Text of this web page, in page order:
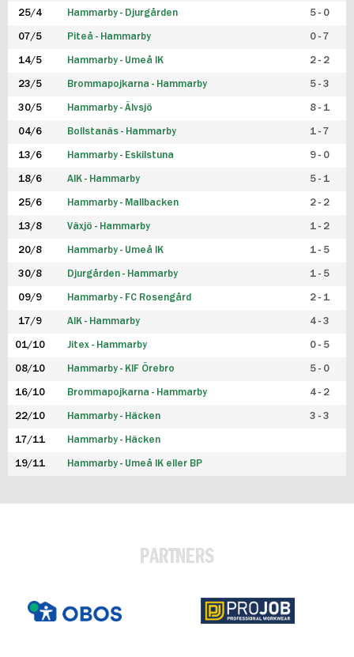
25/4 Hammarby - Djurgården 5 - 0
07/5 Piteå - Hammarby 0 - 7
14/5 Hammarby - Umeå IK 2 - 2
23/5 Brommapojkarna - Hammarby 5 - 3
30/5 Hammarby - Älvsjö 8 - 1
04/6 Bollstanäs - Hammarby 1 - 7
13/6 Hammarby - Eskilstuna 9 - 0
18/6 AIK - Hammarby 5 - 1
25/6 Hammarby - Mallbacken 2 - 2
13/8 Växjö - Hammarby 1 - 2
20/8 Hammarby - Umeå IK 1 - 5
30/8 Djurgården - Hammarby 1 - 5
09/9 Hammarby - FC Rosengård 2 - 1
17/9 AIK - Hammarby 4 - 3
01/10 Jitex - Hammarby 0 - 5
08/10 Hammarby - KIF Örebro 5 - 0
16/10 Brommapojkarna - Hammarby 4 - 2
22/10 Hammarby - Häcken 3 - 3
17/11 Hammarby - Häcken
19/11 Hammarby - Umeå IK eller BP
PARTNERS